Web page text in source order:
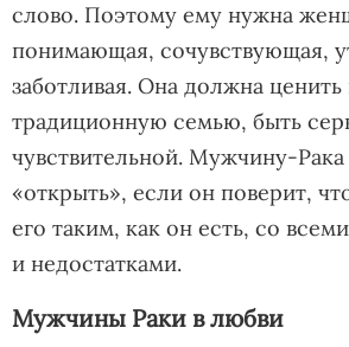
слово. Поэтому ему нужна
понимающая, сочувствующая,
заботливая. Она должна ценить
традиционную семью, быть
чувствительной. Мужчину-
«открыть», если он поверит,
его таким, как он есть, со
и недостатками.
Мужчины Раки в любви